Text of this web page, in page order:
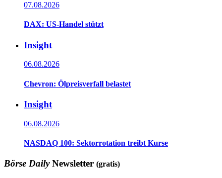
07.08.2026
DAX: US-Handel stützt
Insight
06.08.2026
Chevron: Ölpreisverfall belastet
Insight
06.08.2026
NASDAQ 100: Sektorrotation treibt Kurse
Börse DailyNewsletter (gratis)